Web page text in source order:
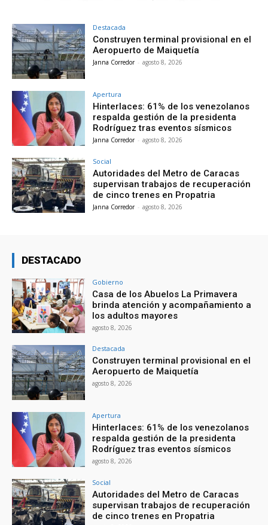
Destacada
Construyen terminal provisional en el
Aeropuerto de Maiquetía
Janna Corredor - agosto 8, 2026
Apertura
Hinterlaces: 61% de los venezolanos
respalda gestión de la presidenta
Rodríguez tras eventos sísmicos
Janna Corredor - agosto 8, 2026
Social
Autoridades del Metro de Caracas
supervisan trabajos de recuperación
de cinco trenes en Propatria
Janna Corredor - agosto 8, 2026
DESTACADO
Gobierno
Casa de los Abuelos La Primavera
brinda atención y acompañamiento a
los adultos mayores
agosto 8, 2026
Destacada
Construyen terminal provisional en el
Aeropuerto de Maiquetía
agosto 8, 2026
Apertura
Hinterlaces: 61% de los venezolanos
respalda gestión de la presidenta
Rodríguez tras eventos sísmicos
agosto 8, 2026
Social
Autoridades del Metro de Caracas
supervisan trabajos de recuperación
de cinco trenes en Propatria